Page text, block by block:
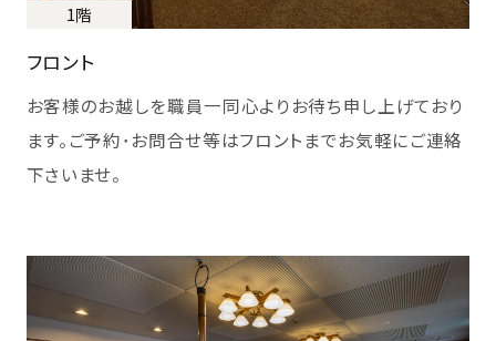
フロント
お客様のお越しを職員一同心よりお待ち申し上げており
ます。ご予約･お問合せ等はフロントまでお気軽にご連絡
下さいませ。
1階